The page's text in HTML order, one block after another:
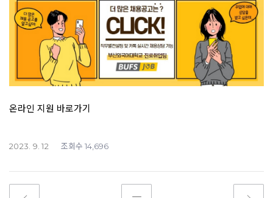
온라인 지원 바로가기
2023. 9. 12 조회수 14,696